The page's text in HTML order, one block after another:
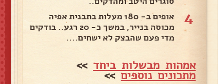
4
אופים ב- 180 מעלות בתבנית אפיה
מכוסה בנייר, במשך כ- 20 רגע.. בודקים
מדי פעם שהבצק לא ישחים....
אמהות מבשלות ביחד >>
מתכונים נוספים>>